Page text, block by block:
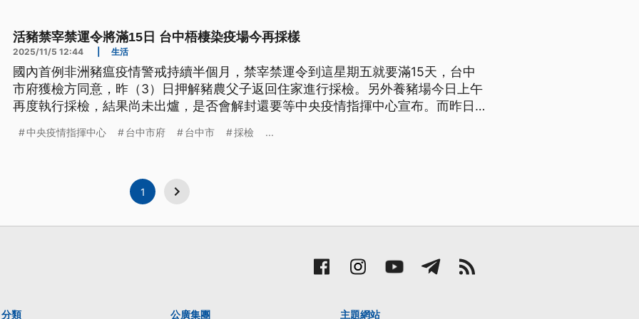
活豬禁宰禁運令將滿15日 台中梧棲染疫場今再採樣
2025/11/5 12:44 生活
國內首例非洲豬瘟疫情警戒持續半個月，禁宰禁運令到這星期五就要滿15天，台中
市府獲檢方同意，昨（3）日押解豬農父子返回住家進行採檢。另外養豬場今日上午
再度執行採檢，結果尚未出爐，是否會解封還要等中央疫情指揮中心宣布。而昨日台
中央疫情指揮中心 台中市府 台中市 採檢 ...
1
分類 公廣集團 主題網站